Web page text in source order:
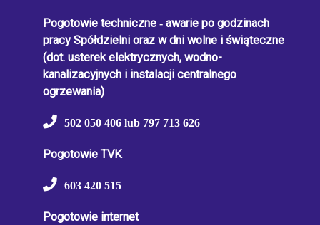
Pogotowie techniczne - awarie po godzinach
pracy Spółdzielni oraz w dni wolne i świąteczne
(dot. usterek elektrycznych, wodno-
kanalizacyjnych i instalacji centralnego
ogrzewania)
502 050 406 lub 797 713 626
Pogotowie TVK
603 420 515
Pogotowie internet